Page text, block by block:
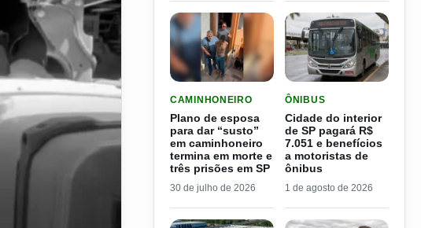
CAMINHONEIRO
Plano de esposa
para dar “susto”
em caminhoneiro
termina em morte e
três prisões em SP
30 de julho de 2026
ÔNIBUS
Cidade do interior
de SP pagará R$
7.051 e benefícios
a motoristas de
ônibus
1 de agosto de 2026